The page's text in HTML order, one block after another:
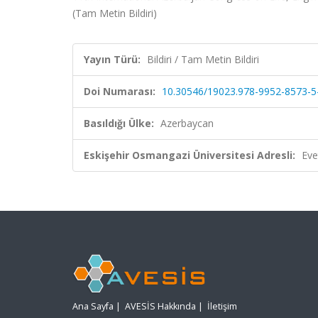
(Tam Metin Bildiri)
Yayın Türü: Bildiri / Tam Metin Bildiri
Doi Numarası: 10.30546/19023.978-9952-8573-
Basıldığı Ülke: Azerbaycan
Eskişehir Osmangazi Üniversitesi Adresli:
Ana Sayfa | AVESİS Hakkında | İletişim